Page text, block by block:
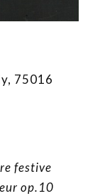
75016
festive
op.10